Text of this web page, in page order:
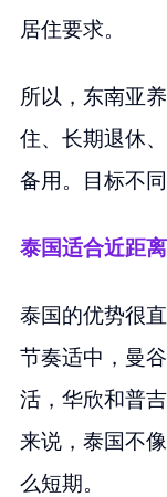
居住要求。
所以，东南亚
住、长期退休
备用。目标不
泰国适合近距
泰国的优势很
节奏适中，曼
活，华欣和普
来说，泰国不
么短期。